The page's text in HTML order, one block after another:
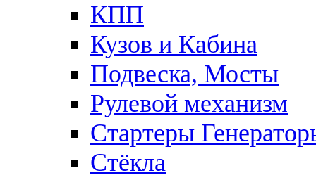
КПП
Кузов и Кабина
Подвеска, Мосты
Рулевой механизм
Стартеры
Стёкла